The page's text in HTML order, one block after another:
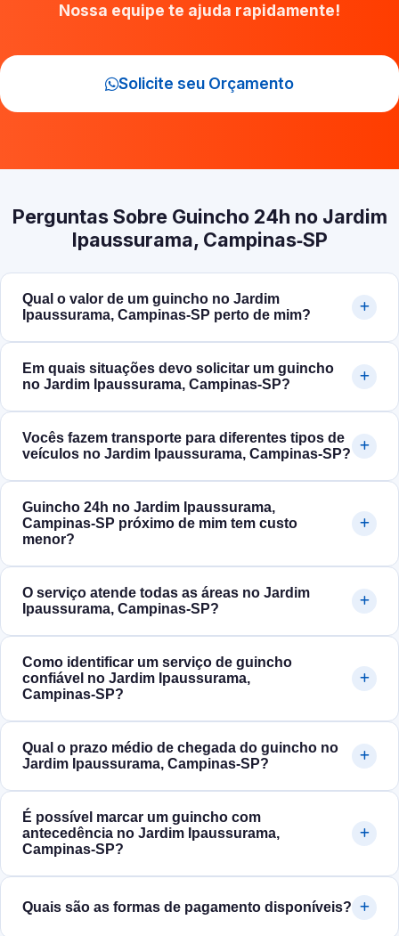
Nossa equipe te ajuda rapidamente!
Solicite seu Orçamento
Perguntas Sobre Guincho 24h no Jardim
Ipaussurama, Campinas‑SP
Qual o valor de um guincho no Jardim
Ipaussurama, Campinas‑SP perto de mim?
Em quais situações devo solicitar um guincho
no Jardim Ipaussurama, Campinas‑SP?
Vocês fazem transporte para diferentes tipos de
veículos no Jardim Ipaussurama, Campinas‑SP?
Guincho 24h no Jardim Ipaussurama,
Campinas‑SP próximo de mim tem custo
menor?
O serviço atende todas as áreas no Jardim
Ipaussurama, Campinas‑SP?
Como identificar um serviço de guincho
confiável no Jardim Ipaussurama,
Campinas‑SP?
Qual o prazo médio de chegada do guincho no
Jardim Ipaussurama, Campinas‑SP?
É possível marcar um guincho com
antecedência no Jardim Ipaussurama,
Campinas‑SP?
Quais são as formas de pagamento disponíveis?